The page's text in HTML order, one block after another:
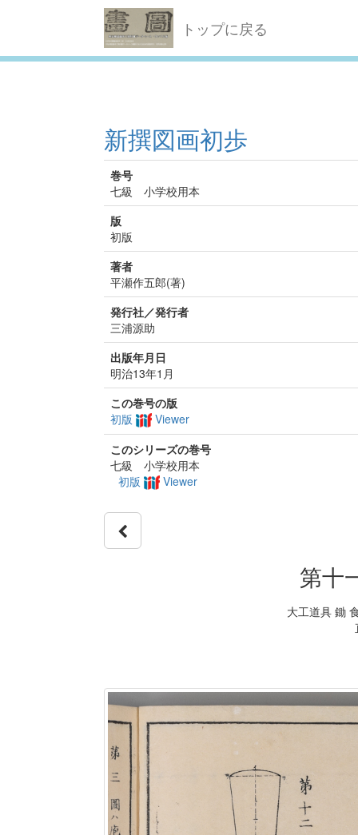
トップに戻る
新撰図画初歩
巻号
七級 小学校用本
版
初版
著者
平瀬作五郎(著)
発行社／発行者
三浦源助
出版年月日
明治13年1月
この巻号の版
初版
Viewer
このシリーズの巻号
七級 小学校用本
初版
Viewer
第十
大工道具 鋤